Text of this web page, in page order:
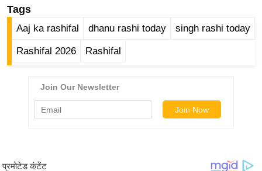
e
a
ला
Tags
Aaj ka rashifal dhanu rashi today singh rashi today
Rashifal 2026 Rashifal